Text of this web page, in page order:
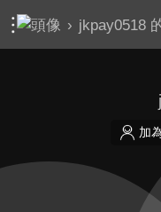
› jkpay0518
加